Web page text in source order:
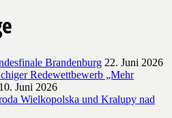
Brandenburg 22. Juni 2026
Redewettbewerb „Mehr
10. Juni 2026
Wielkopolska und Kralupy nad